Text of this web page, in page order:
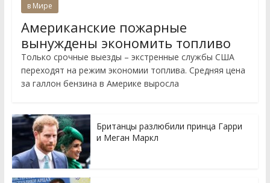
в Мире
Американские пожарные
вынуждены экономить топливо
Только срочные выезды – экстренные службы США
переходят на режим экономии топлива. Средняя цена
за галлон бензина в Америке выросла
Британцы разлюбили принца Гарри
и Меган Маркл